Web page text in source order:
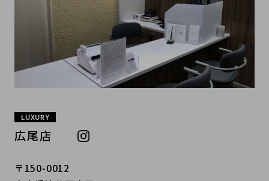
LUXURY
広尾店
〒150-0012